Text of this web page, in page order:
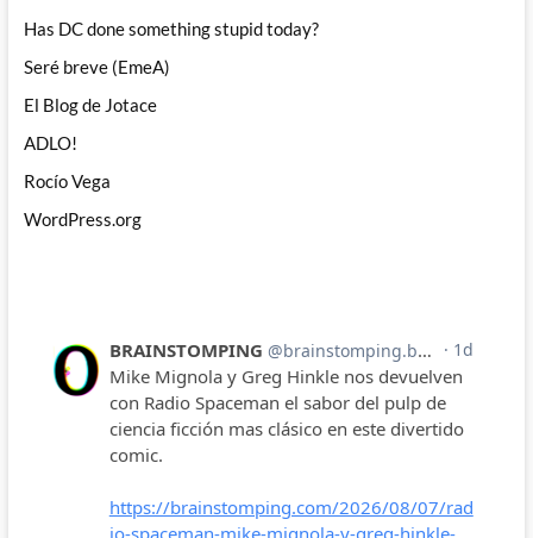
Has DC done something stupid today?
Seré breve (EmeA)
El Blog de Jotace
ADLO!
Rocío Vega
WordPress.org